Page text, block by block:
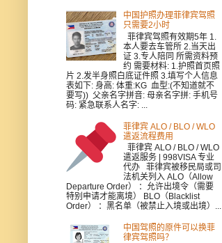
中国护照办理菲律宾驾照
只需要2小时
菲律宾驾照有效期5年 1.
本人要去车管所 2.当天出
证 3.专人陪同 所需资料预
约 需要材料: 1.护照首页照
片 2.发半身照白底证件照 3.填写个人信息
表如下: 身高: 体重:KG 血型:(不知道就不
要写)) 父亲名字拼音: 母亲名字拼: 手机号
码: 紧急联系人名字: ...
菲律宾 ALO / BLO / WLO
遣返流程费用
菲律宾 ALO / BLO / WLO
遣返服务 | 998VISA 专业
代办 菲律宾被移民局或司
法机关列入 ALO（Allow
Departure Order） ：允许出境令（需要
特别申请才能离境） BLO（Blacklist
Order） ：黑名单（被禁止入境或出境）...
中国驾照的原件可以换菲
律宾驾照吗？